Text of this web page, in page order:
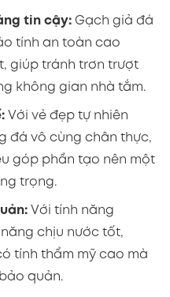
tin cậy: Gạch giả đá
tính an toàn cao
giúp tránh trơn trượt
không gian nhà tắm.
Với vẻ đẹp tự nhiên
đá vô cùng chân thực,
góp phần tạo nên một
trọng.
Với tính năng
chịu nước tốt,
tính thẩm mỹ cao mà
quản.